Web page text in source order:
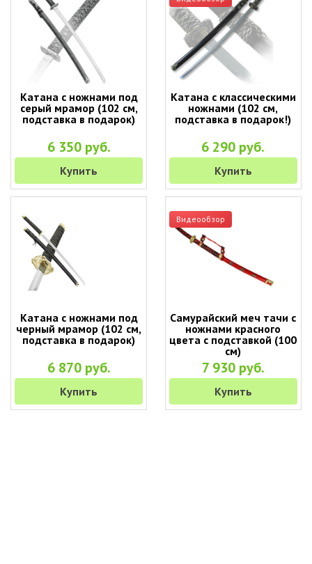
Катана с ножнами под
серый мрамор (102 см,
подставка в подарок)
6 350 руб.
Купить
Катана с классическими
ножнами (102 см,
подставка в подарок!)
6 290 руб.
Купить
Катана с ножнами под
черный мрамор (102 см,
подставка в подарок)
6 870 руб.
Купить
Видеообзор
Самурайский меч тачи с
ножнами красного
цвета с подставкой (100
см)
7 930 руб.
Купить